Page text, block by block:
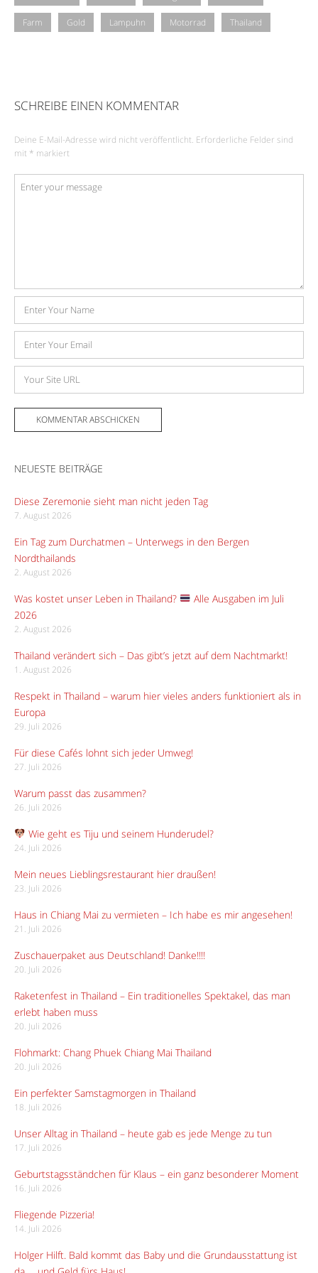
Farm Gold Lampuhn Motorrad Thailand
SCHREIBE EINEN KOMMENTAR
Deine E-Mail-Adresse wird nicht veröffentlicht. Erforderliche Felder sind
mit * markiert
Kommentar
Name
Mail-
Adresse
Website
NEUESTE BEITRÄGE
Diese Zeremonie sieht man nicht jeden Tag
7. August 2026
Ein Tag zum Durchatmen – Unterwegs in den Bergen
Nordthailands
2. August 2026
Was kostet unser Leben in Thailand?
Alle Ausgaben im Juli
2026
2. August 2026
Thailand verändert sich – Das gibt’s jetzt auf dem Nachtmarkt!
1. August 2026
Respekt in Thailand – warum hier vieles anders funktioniert als in
Europa
29. Juli 2026
Für diese Cafés lohnt sich jeder Umweg!
27. Juli 2026
Warum passt das zusammen?
26. Juli 2026
Wie geht es Tiju und seinem Hunderudel?
24. Juli 2026
Mein neues Lieblingsrestaurant hier draußen!
23. Juli 2026
Haus in Chiang Mai zu vermieten – Ich habe es mir angesehen!
21. Juli 2026
Zuschauerpaket aus Deutschland! Danke!!!!
20. Juli 2026
Raketenfest in Thailand – Ein traditionelles Spektakel, das man
erlebt haben muss
20. Juli 2026
Flohmarkt: Chang Phuek Chiang Mai Thailand
20. Juli 2026
Ein perfekter Samstagmorgen in Thailand
18. Juli 2026
Unser Alltag in Thailand – heute gab es jede Menge zu tun
17. Juli 2026
Geburtstagsständchen für Klaus – ein ganz besonderer Moment
16. Juli 2026
Fliegende Pizzeria!
14. Juli 2026
Holger Hilft. Bald kommt das Baby und die Grundausstattung ist